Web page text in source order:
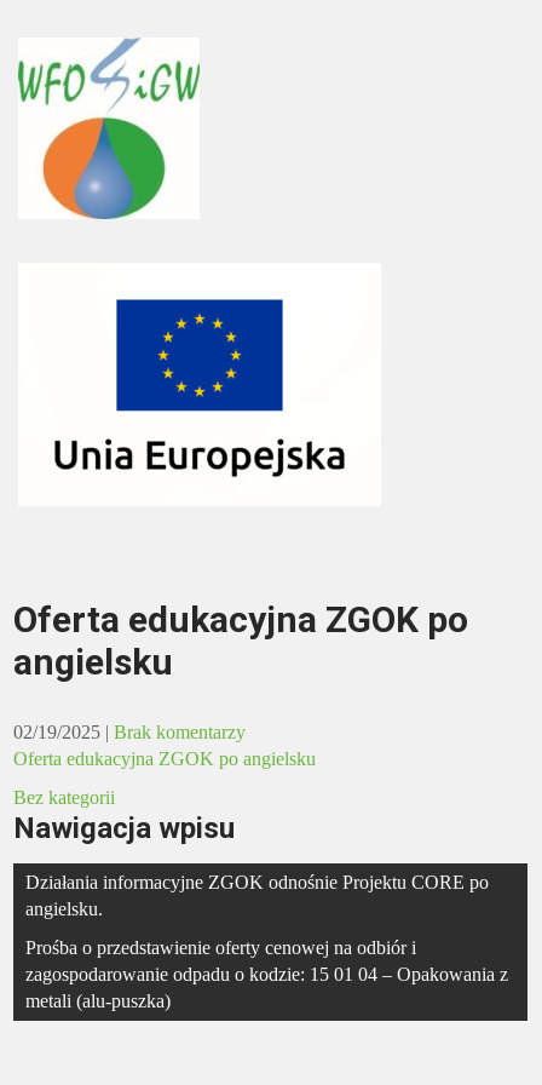
Oferta edukacyjna ZGOK po
angielsku
02/19/2025 |Brak komentarzy
Oferta edukacyjna ZGOK po angielsku
Bez kategorii
Nawigacja wpisu
Działania informacyjne ZGOK odnośnie Projektu CORE po
angielsku.
Prośba o przedstawienie oferty cenowej na odbiór i
zagospodarowanie odpadu o kodzie: 15 01 04 – Opakowania z
metali (alu-puszka)